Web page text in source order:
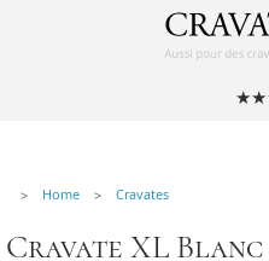
Home Cravates
Cravate XL Blanc